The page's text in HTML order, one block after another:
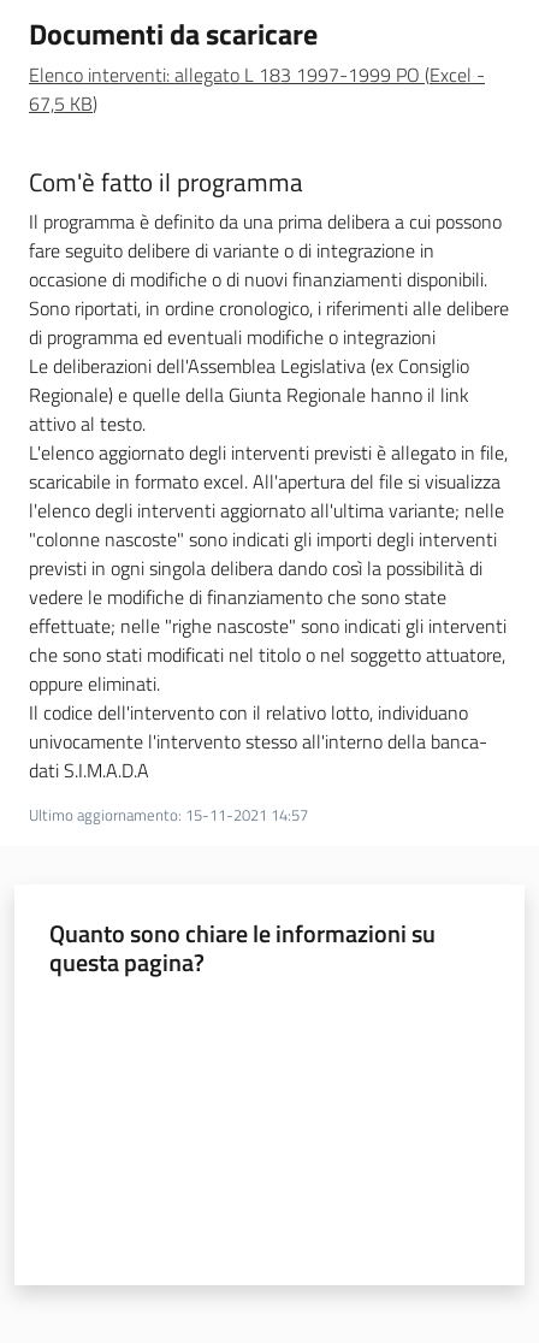
Documenti da scaricare
Elenco interventi: allegato L 183 1997-1999 PO (Excel -
67,5 KB)
Com'è fatto il programma
Il programma è definito da una prima delibera a cui possono
fare seguito delibere di variante o di integrazione in
occasione di modifiche o di nuovi finanziamenti disponibili.
Sono riportati, in ordine cronologico, i riferimenti alle delibere
di programma ed eventuali modifiche o integrazioni
Le deliberazioni dell'Assemblea Legislativa (ex Consiglio
Regionale) e quelle della Giunta Regionale hanno il link
attivo al testo.
L'elenco aggiornato degli interventi previsti è allegato in file,
scaricabile in formato excel. All'apertura del file si visualizza
l'elenco degli interventi aggiornato all'ultima variante; nelle
"colonne nascoste" sono indicati gli importi degli interventi
previsti in ogni singola delibera dando così la possibilità di
vedere le modifiche di finanziamento che sono state
effettuate; nelle "righe nascoste" sono indicati gli interventi
che sono stati modificati nel titolo o nel soggetto attuatore,
oppure eliminati.
Il codice dell'intervento con il relativo lotto, individuano
univocamente l'intervento stesso all'interno della banca-
dati S.I.M.A.D.A
Ultimo aggiornamento: 15-11-2021 14:57
Quanto sono chiare le informazioni su
questa pagina?